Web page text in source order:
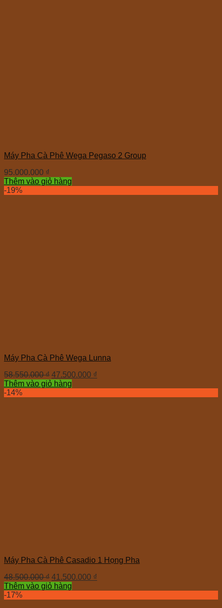
Máy Pha Cà Phê Wega Pegaso 2 Group
95.000.000 ₫
Thêm vào giỏ hàng
-19%
Máy Pha Cà Phê Wega Lunna
58.550.000₫ 47.500.000 ₫
Thêm vào giỏ hàng
-14%
Máy Pha Cà Phê Casadio 1 Họng Pha
48.500.000₫ 41.500.000 ₫
Thêm vào giỏ hàng
-17%